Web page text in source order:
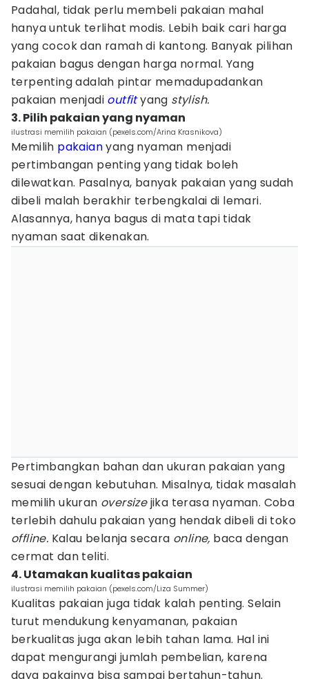
Padahal, tidak perlu membeli pakaian mahal
hanya untuk terlihat modis. Lebih baik cari harga
yang cocok dan ramah di kantong. Banyak pilihan
pakaian bagus dengan harga normal. Yang
terpenting adalah pintar memadupadankan
pakaian menjadi outfityang stylish.
3. Pilih pakaian yang nyaman
ilustrasi memilih pakaian (pexels.com/Arina Krasnikova)
Memilih pakaianyang nyaman menjadi
pertimbangan penting yang tidak boleh
dilewatkan. Pasalnya, banyak pakaian yang sudah
dibeli malah berakhir terbengkalai di lemari.
Alasannya, hanya bagus di mata tapi tidak
nyaman saat dikenakan.
Pertimbangkan bahan dan ukuran pakaian yang
sesuai dengan kebutuhan. Misalnya, tidak masalah
memilih ukuran oversizejika terasa nyaman. Coba
terlebih dahulu pakaian yang hendak dibeli di toko
offline. Kalau belanja secara online, baca dengan
cermat dan teliti.
4. Utamakan kualitas pakaian
ilustrasi memilih pakaian (pexels.com/Liza Summer)
Kualitas pakaian juga tidak kalah penting. Selain
turut mendukung kenyamanan, pakaian
berkualitas juga akan lebih tahan lama. Hal ini
dapat mengurangi jumlah pembelian, karena
daya pakainya bisa sampai bertahun-tahun.